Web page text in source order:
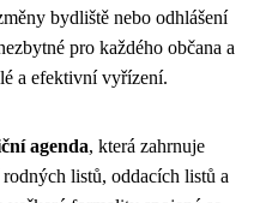
bydliště nebo odhlášení
pro každého občana a
a efektivní vyřízení.
agenda, která zahrnuje
listů, oddacích listů a